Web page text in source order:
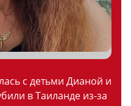
с детьми Дианой и
в Таиланде из-за